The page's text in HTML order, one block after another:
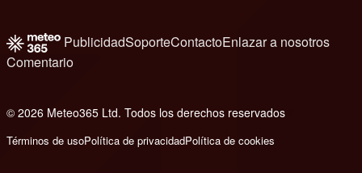
PublicidadSoporteContactoEnlazar a nosotros
Comentario
© 2026 Meteo365 Ltd. Todos los derechos reservados
Términos de usoPolítica de privacidadPolítica de cookies